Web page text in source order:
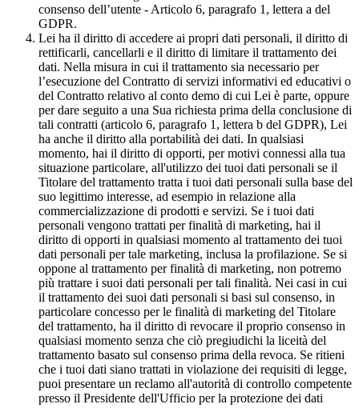
consenso dell’utente - Articolo 6, paragrafo 1, lettera a del
GDPR.
Lei ha il diritto di accedere ai propri dati personali, il diritto di
rettificarli, cancellarli e il diritto di limitare il trattamento dei
dati. Nella misura in cui il trattamento sia necessario per
l’esecuzione del Contratto di servizi informativi ed educativi o
del Contratto relativo al conto demo di cui Lei è parte, oppure
per dare seguito a una Sua richiesta prima della conclusione di
tali contratti (articolo 6, paragrafo 1, lettera b del GDPR), Lei
ha anche il diritto alla portabilità dei dati. In qualsiasi
momento, hai il diritto di opporti, per motivi connessi alla tua
situazione particolare, all'utilizzo dei tuoi dati personali se il
Titolare del trattamento tratta i tuoi dati personali sulla base del
suo legittimo interesse, ad esempio in relazione alla
commercializzazione di prodotti e servizi. Se i tuoi dati
personali vengono trattati per finalità di marketing, hai il
diritto di opporti in qualsiasi momento al trattamento dei tuoi
dati personali per tale marketing, inclusa la profilazione. Se si
oppone al trattamento per finalità di marketing, non potremo
più trattare i suoi dati personali per tali finalità. Nei casi in cui
il trattamento dei suoi dati personali si basi sul consenso, in
particolare concesso per le finalità di marketing del Titolare
del trattamento, ha il diritto di revocare il proprio consenso in
qualsiasi momento senza che ciò pregiudichi la liceità del
trattamento basato sul consenso prima della revoca. Se ritieni
che i tuoi dati siano trattati in violazione dei requisiti di legge,
puoi presentare un reclamo all'autorità di controllo competente
presso il Presidente dell'Ufficio per la protezione dei dati